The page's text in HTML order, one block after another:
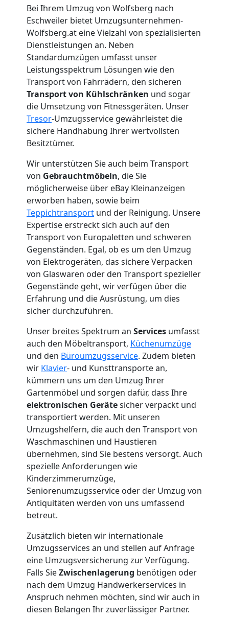
Bei Ihrem Umzug von Wolfsberg nach
Eschweiler bietet Umzugsunternehmen-
Wolfsberg.at eine Vielzahl von spezialisierten
Dienstleistungen an. Neben
Standardumzügen umfasst unser
Leistungsspektrum Lösungen wie den
Transport von Fahrrädern, den sicheren
Transport von Kühlschränken und sogar
die Umsetzung von Fitnessgeräten. Unser
Tresor-Umzugsservice gewährleistet die
sichere Handhabung Ihrer wertvollsten
Besitztümer.
Wir unterstützen Sie auch beim Transport
von Gebrauchtmöbeln, die Sie
möglicherweise über eBay Kleinanzeigen
erworben haben, sowie beim
Teppichtransport und der Reinigung. Unsere
Expertise erstreckt sich auch auf den
Transport von Europaletten und schweren
Gegenständen. Egal, ob es um den Umzug
von Elektrogeräten, das sichere Verpacken
von Glaswaren oder den Transport spezieller
Gegenstände geht, wir verfügen über die
Erfahrung und die Ausrüstung, um dies
sicher durchzuführen.
Unser breites Spektrum an Services umfasst
auch den Möbeltransport, Küchenumzüge
und den Büroumzugsservice. Zudem bieten
wir Klavier- und Kunsttransporte an,
kümmern uns um den Umzug Ihrer
Gartenmöbel und sorgen dafür, dass Ihre
elektronischen Gerätesicher verpackt und
transportiert werden. Mit unseren
Umzugshelfern, die auch den Transport von
Waschmaschinen und Haustieren
übernehmen, sind Sie bestens versorgt. Auch
spezielle Anforderungen wie
Kinderzimmerumzüge,
Seniorenumzugsservice oder der Umzug von
Antiquitäten werden von uns umfassend
betreut.
Zusätzlich bieten wir internationale
Umzugsservices an und stellen auf Anfrage
eine Umzugsversicherung zur Verfügung.
Falls SieZwischenlagerung benötigen oder
nach dem Umzug Handwerkerservices in
Anspruch nehmen möchten, sind wir auch in
diesen Belangen Ihr zuverlässiger Partner.
Mini
Umzug
Wolfsberg
Umzug
Mann
LKW
Wolfsberg
Kunsttransport
Wolfsberg
Umzug
Wolfsberg
Mann
LKW
Möbellift
Wolfsberg
Übersiedlung
Wolfsberg